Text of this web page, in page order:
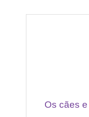
Os cães